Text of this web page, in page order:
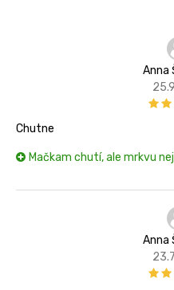
Anna
Chutne
Mačkam chutí, ale mrkvu
Anna